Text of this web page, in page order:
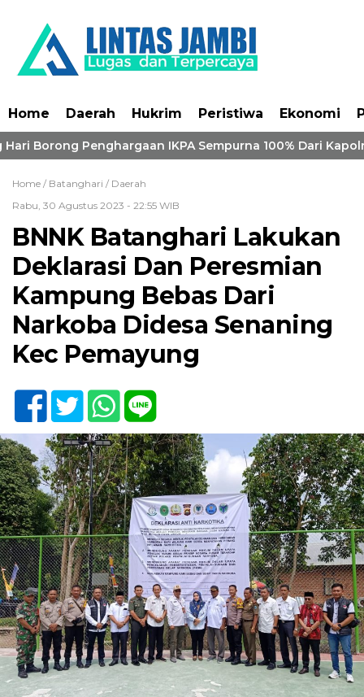
Home Daerah Hukrim Peristiwa Ekonomi
Borong Penghargaan IKPA Sempurna 100% Dari Kapolri
Home / Batanghari / Daerah
Rabu, 30 Agustus 2023 - 22:55 WIB
BNNK Batanghari Lakukan
Deklarasi Dan Peresmian
Kampung Bebas Dari
Narkoba Didesa Senaning
Kec Pemayung